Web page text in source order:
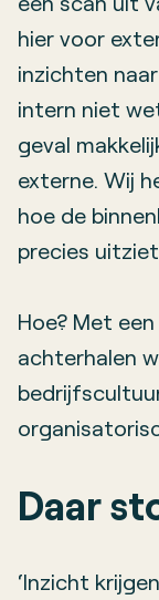
hier voor
inzichten
intern niet
geval
externe. Wij
hoe de
precies
Hoe? Met
achterhalen
Daar
‘Inzicht